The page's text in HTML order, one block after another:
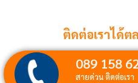
ติดต่อเราได้ต
089 158
สายด่วน ติดต่อเรา